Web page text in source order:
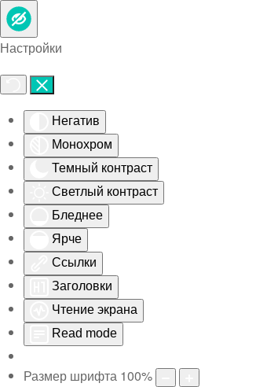
Настройки
Негатив
Монохром
Темный контраст
Светлый контраст
Бледнее
Ярче
Ссылки
Заголовки
Чтение экрана
Read mode
Размер шрифта 100%
Skip to main content